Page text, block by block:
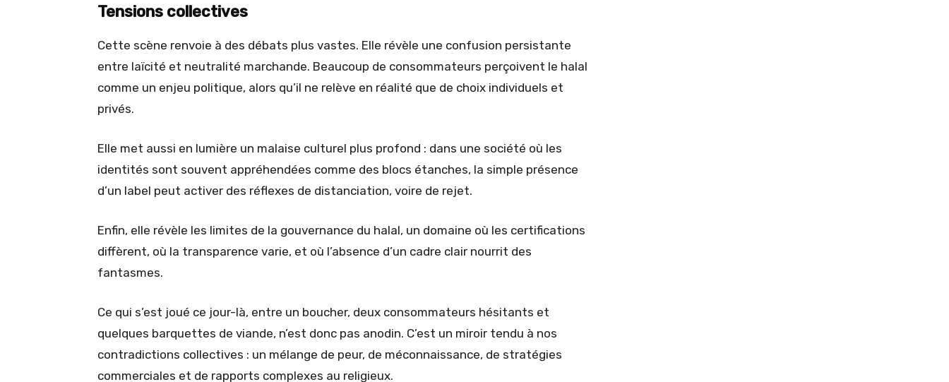
Tensions collectives
Cette scène renvoie à des débats plus vastes. Elle révèle une confusion persistante
entre laïcité et neutralité marchande. Beaucoup de consommateurs perçoivent le halal
comme un enjeu politique, alors qu’il ne relève en réalité que de choix individuels et
privés.
Elle met aussi en lumière un malaise culturel plus profond : dans une société où les
identités sont souvent appréhendées comme des blocs étanches, la simple présence
d’un label peut activer des réflexes de distanciation, voire de rejet.
Enfin, elle révèle les limites de la gouvernance du halal, un domaine où les certifications
diffèrent, où la transparence varie, et où l’absence d’un cadre clair nourrit des
fantasmes.
Ce qui s’est joué ce jour-là, entre un boucher, deux consommateurs hésitants et
quelques barquettes de viande, n’est donc pas anodin. C’est un miroir tendu à nos
contradictions collectives : un mélange de peur, de méconnaissance, de stratégies
commerciales et de rapports complexes au religieux.